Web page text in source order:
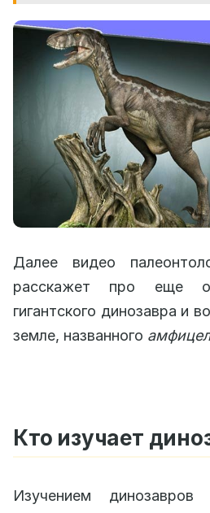
Далее видео
расскажет про еще
гигантского динозавра и
земле, названного
Кто изучает
Изучением динозавров